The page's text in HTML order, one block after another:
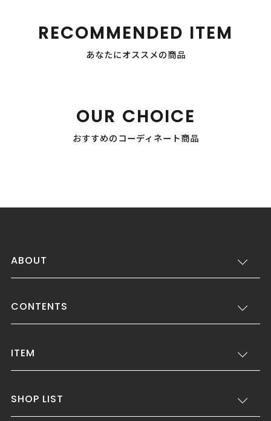
RECOMMENDED ITEM
あなたにオススメの商品
OUR CHOICE
おすすめのコーディネート商品
ABOUT
CONTENTS
ITEM
SHOP LIST